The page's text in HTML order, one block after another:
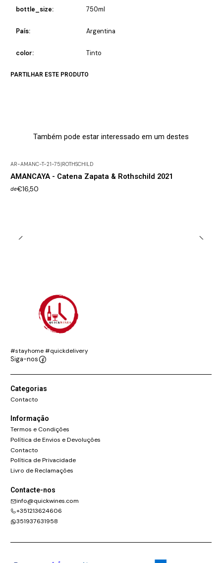
bottle_size: 750ml
País: Argentina
color: Tinto
PARTILHAR ESTE PRODUTO
Também pode estar interessado em um destes
AR-AMANC-T-21-75 ROTHSCHILD
AMANCAYA - Catena Zapata & Rothschild 2021
de€16,50
#stayhome #quickdelivery
Siga-nos
Categorias
Contacto
Informação
Termos e Condições
Política de Envios e Devoluções
Contacto
Política de Privacidade
Livro de Reclamações
Contacte-nos
info@quickwines.com
+351213624606
351937631958